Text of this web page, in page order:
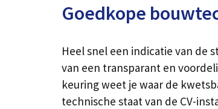
Goedkope
Heel snel een indicatie van de
van een transparant en
keuring weet je waar de
technische staat van de CV-